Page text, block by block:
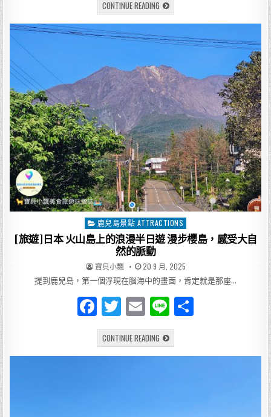
c
e
o
o
k
it
te
ai
l
e
CONTINUE READING[旅
遊]
日
世
界
遺
產
的
記
憶
之
窗
舊
鹿
兒
島
紡
織
所
技
師
館
（異
人
館）
開
箱
Posted
in
鹿兒島景點 ATTRACTIONS
[旅遊]日本 火山島上的浪漫半日遊 漫步櫻島，感受大自
然的脈動
AUTHOR:
寶貝小飄 PUBLISHED
DATE:
20 9 月, 2025
提到鹿兒島，第一個浮現在腦海中的畫面，肯定就是那座…
F
a
c
T
w
it
E
m
ai
Li
n
e
CONTINUE READING[旅
遊]
日